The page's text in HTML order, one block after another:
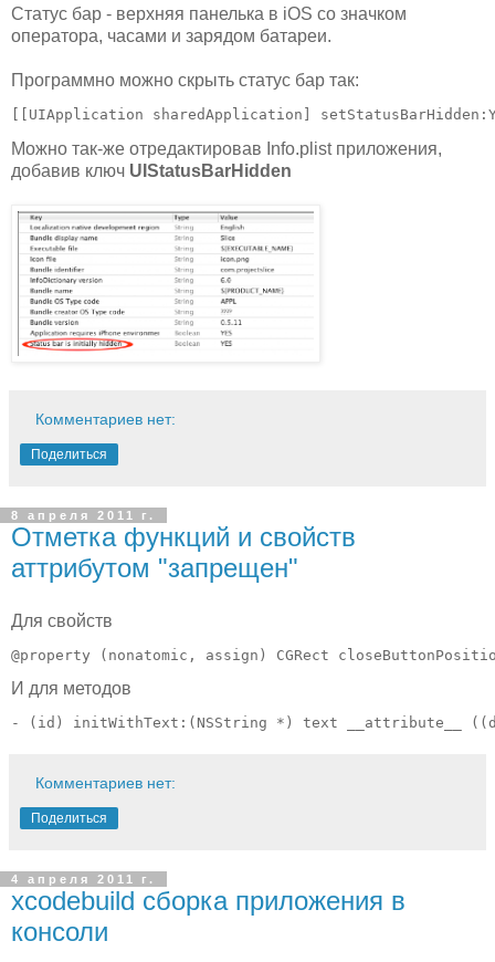
Статус бар - верхняя панелька в iOS со значком
оператора, часами и зарядом батареи.
Программно можно скрыть статус бар так:
[[UIApplication sharedApplication]
Можно так-же отредактировав Info.plist приложения,
добавив ключ UIStatusBarHidden
Комментариев нет:
Поделиться
8 апреля 2011 г.
Отметка функций и свойств
аттрибутом "запрещен"
Для свойств
@property (nonatomic, assign) CGRect
И для методов
- (id) initWithText:(NSString *) text __attribute__
Комментариев нет:
Поделиться
4 апреля 2011 г.
xcodebuild сборка приложения в
консоли